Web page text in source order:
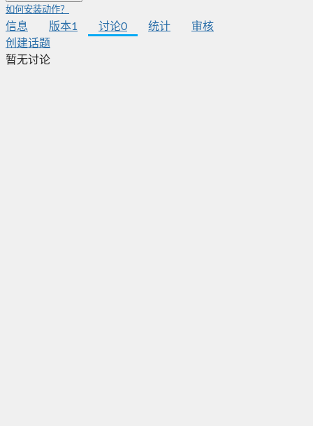
如何安装动作？
信息 版本1 讨论0 统计
审核
创建话题
暂无讨论